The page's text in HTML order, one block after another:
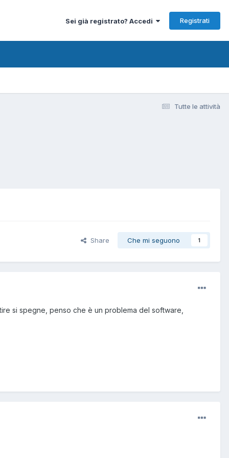
Sei già registrato? Accedi Registrati
Tutte le attività
Share Che mi seguono 1
si spegne, penso che è un problema del software,